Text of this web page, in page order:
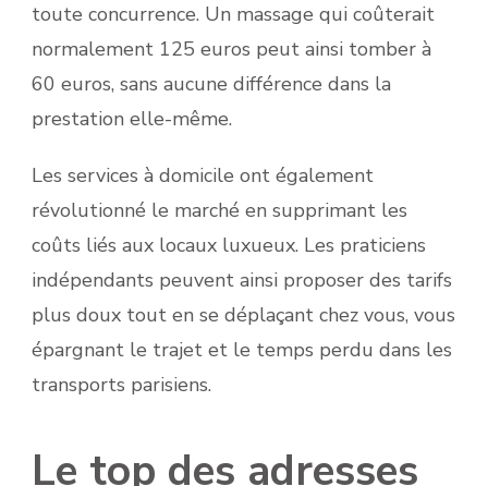
toute concurrence. Un massage qui coûterait
normalement 125 euros peut ainsi tomber à
60 euros, sans aucune différence dans la
prestation elle-même.
Les services à domicile ont également
révolutionné le marché en supprimant les
coûts liés aux locaux luxueux. Les praticiens
indépendants peuvent ainsi proposer des tarifs
plus doux tout en se déplaçant chez vous, vous
épargnant le trajet et le temps perdu dans les
transports parisiens.
Le top des adresses